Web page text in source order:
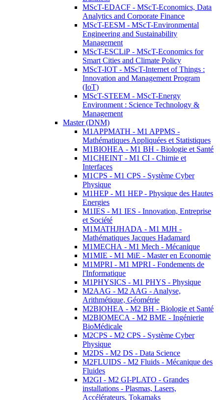
MScT-EDACF - MScT-Economics, Data
Analytics and Corporate Finance
MScT-EESM - MScT-Environmental
Engineering and Sustainability
Management
MScT-ESCLiP - MScT-Economics for
Smart Cities and Climate Policy
MScT-IOT - MScT-Internet of Things :
Innovation and Management Program
(IoT)
MScT-STEEM - MScT-Energy
Environment : Science Technology &
Management
Master (DNM)
M1APPMATH - M1 APPMS -
Mathématiques Appliquées et Statistiques
M1BIOHEA - M1 BH - Biologie et Santé
M1CHEINT - M1 CI - Chimie et
Interfaces
M1CPS - M1 CPS - Système Cyber
Physique
M1HEP - M1 HEP - Physique des Hautes
Energies
M1IES - M1 IES - Innovation, Entreprise
et Société
M1MATHJHADA - M1 MJH -
Mathématiques Jacques Hadamard
M1MECHA - M1 Mech - Mécanique
M1MIE - M1 MiE - Master en Economie
M1MPRI - M1 MPRI - Fondements de
l'Informatique
M1PHYSICS - M1 PHYS - Physique
M2AAG - M2 AAG - Analyse,
Arithmétique, Géométrie
M2BIOHEA - M2 BH - Biologie et Santé
M2BIOMECA - M2 BME - Ingénierie
BioMédicale
M2CPS - M2 CPS - Système Cyber
Physique
M2DS - M2 DS - Data Science
M2FLUIDS - M2 Fluids - Mécanique des
Fluides
M2GI - M2 GI-PLATO - Grandes
installations - Plasmas, Lasers,
Accélérateurs, Tokamaks